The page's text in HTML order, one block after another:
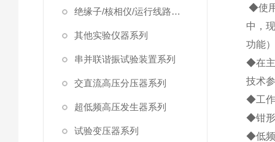
绝缘子/核相仪/运行线路试验仪器
其他实验仪器系列
串并联谐振试验装置系列
交直流高压分压器系列
超低频高压发生器系列
试验变压器系列
◆使
中，
功能
◆在主
技术
◆工作
◆钳形
◆低频